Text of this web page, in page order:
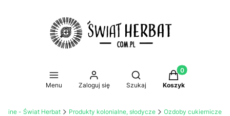
Menu Zaloguj się
Otwórz wyszukiwarkę
Szukaj
Produkty w
Koszyk
- Świat Herbat Produkty kolonialne, słodycze Ozdoby cukiernicze